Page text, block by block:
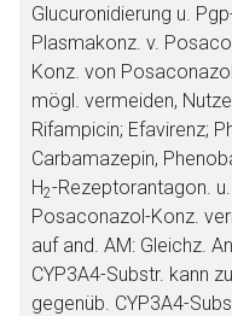
Glucuronidierung u.
Plasmakonz. v.
Konz. von
mögl. vermeiden,
Rifampicin; Efavirenz;
Carbamazepin,
H2-Rezeptorantagon.
Posaconazol-Konz.
auf and. AM: Gleichz.
CYP3A4-Substr. kann
gegenüb. CYP3A4-